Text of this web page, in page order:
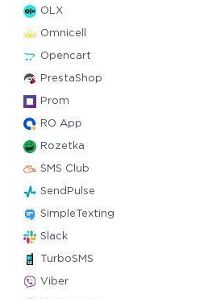
OLX
Omnicell
Opencart
PrestaShop
Prom
RO App
Rozetka
SMS Club
SendPulse
SimpleTexting
Slack
TurboSMS
Viber